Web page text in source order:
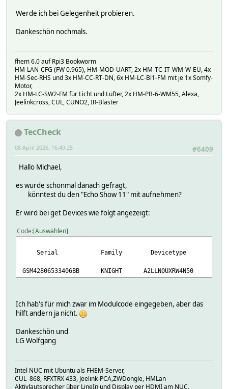
Werde ich bei Gelegenheit probieren.
Dankeschön nochmals.
fhem 6.0 auf Rpi3 Bookworm
HM-LAN-CFG (FW 0.965), HM-MOD-UART, 2x HM-TC-IT-WM-W-EU, 4x
HM-Sec-RHS und 3x HM-CC-RT-DN, 6x HM-LC-Bl1-FM mit je 1x Somfy-
Motor,
2x HM-LC-SW2-FM für Licht und Lüfter, 2x HM-PB-6-WM55, Alexa,
Jeelinkcross, CUL, CUNO2, IR-Blaster
TecCheck
#6409
08 April 2026, 16:49:25
Hallo Michael,
es wurde schonmal danach gefragt,
könntest du den "Echo Show 11" mit aufnehmen?
Er wird bei get Devices wie folgt angezeigt:
Code Auswählen
Serial Family Devicetype
GSM42806533406BB KNIGHT A2LLN0UXRW4N50 Echo
Ich hab's für mich zwar im Modulcode eingegeben, aber das
hilft andern ja nicht.
Dankeschön und
LG Wolfgang
Intel NUC mit Ubuntu als FHEM-Server,
CUL 868, RFXTRX 433, Jeelink-PCA,ZWDongle, HMLan
Aktivlautsprecher über LineIn und Display per HDMI am NUC,